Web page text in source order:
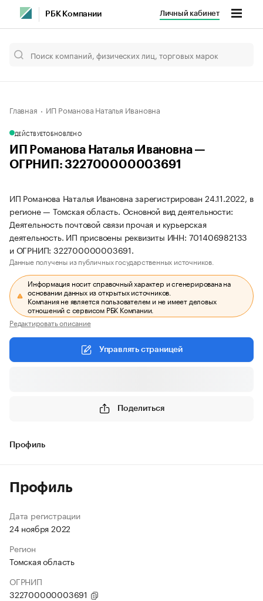
РБК Компании Личный кабинет
Главная ИП Романова Наталья Ивановна
ДЕЙСТВУЕТОБНОВЛЕНО
ИП Романова Наталья Ивановна —
ОГРНИП: 322700000003691
ИП Романова Наталья Ивановна зарегистрирован 24.11.2022, в
регионе — Томская область. Основной вид деятельности:
Деятельность почтовой связи прочая и курьерская
деятельность. ИП присвоены реквизиты ИНН: 701406982133
и ОГРНИП: 322700000003691.
Данные получены из публичных государственных источников.
Информация носит справочный характер и сгенерирована на
основании данных из открытых источников.
Компания не является пользователем и не имеет деловых
отношений с сервисом РБК Компании.
Редактировать описание
Управлять страницей
Поделиться
Профиль
Профиль
Дата регистрации
24 ноября 2022
Регион
Томская область
ОГРНИП
322700000003691